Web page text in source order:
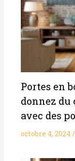
Portes en
donnez
avec des
octobre 4, 2024 /